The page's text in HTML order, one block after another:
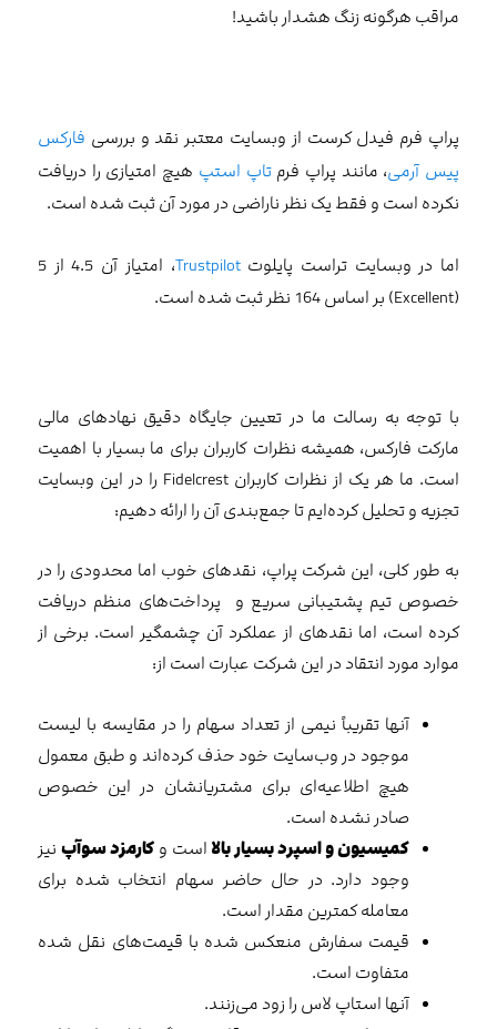
مراقب هرگونه زنگ هشدار باشید!
پراپ فرم فیدل کرست از وبسایت معتبر نقد و بررسی فارکس
پیس آرمی، مانند پراپ فرمتاپ استپ هیچ امتیازی را دریافت
نکرده است و فقط یک نظر ناراضی در مورد آن ثبت شده است.
اما در وبسایت تراست پایلوتTrustpilot
، امتیاز آن 4.5 از 5
(Excellent) بر اساس 164 نظر ثبت شده است.
با توجه به رسالت ما در تعیین جایگاه دقیق نهادهای مالی
مارکت فارکس، همیشه نظرات کاربران برای ما بسیار با اهمیت
است. ما هر یک از نظرات کاربران Fidelcrest را در این وبسایت
تجزیه و تحلیل کرده‌ایم تا جمع‌بندی آن را ارائه دهیم:
به طور کلی، این شرکت پراپ، نقدهای خوب اما محدودی را در
خصوص تیم پشتیبانی سریع و پرداخت‌های منظم دریافت
کرده است، اما نقدهای از عملکرد آن چشمگیر است. برخی از
موارد مورد انتقاد در این شرکت عبارت است از:
آنها تقریباً نیمی از تعداد سهام را در مقایسه با لیست
موجود در وب‌سایت خود حذف کرده‌اند و طبق معمول
هیچ اطلاعیه‌ای برای مشتریانشان در این خصوص
صادر نشده است.
کمیسیون و اسپرد بسیار بالا است وکارمزد سوآپ نیز
وجود دارد. در حال حاضر سهام انتخاب شده برای
معامله کمترین مقدار است.
قیمت سفارش منعکس شده با قیمت‌های نقل شده
متفاوت است.
آنها استاپ لاس را زود می‌زنند.